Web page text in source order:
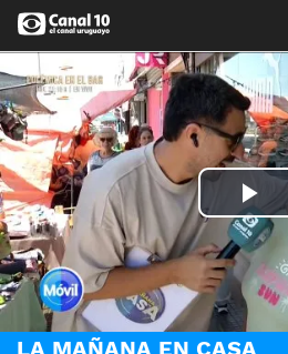
LA MAÑANA EN CASA